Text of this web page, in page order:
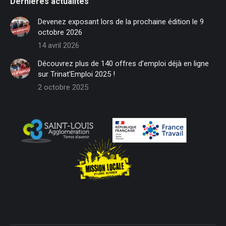
opens
in
new
window
opens
new
window
opens
in
new
window
opens
in
new
window
opens
in
new
window
in
Devenez exposant lors de la prochaine édition le 9
octobre 2026
14 avril 2026
Découvrez plus de 140 offres d’emploi déjà en ligne
sur Trinat’Emploi 2025 !
2 octobre 2025